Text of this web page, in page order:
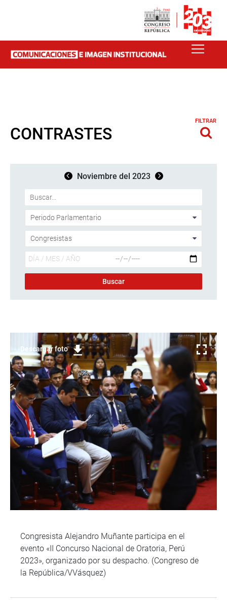
CONTRASTES
FILTRAR
Noviembre del 2023
Descargar foto
Congresista Alejandro Muñante participa en el
evento «II Concurso Nacional de Oratoria, Perú
2023», organizado por su despacho. (Congreso de
la República/VVásquez)